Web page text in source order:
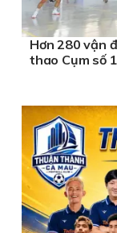
Hơn 280 vận
thao Cụm số